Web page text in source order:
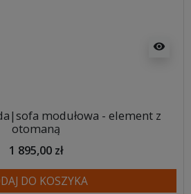
visibility
modułowa - element z
otomaną
1 895,00 zł
DO KOSZYKA